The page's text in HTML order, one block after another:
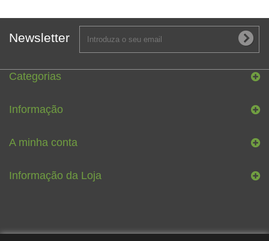
Newsletter
Categorias
Informação
A minha conta
Informação da Loja